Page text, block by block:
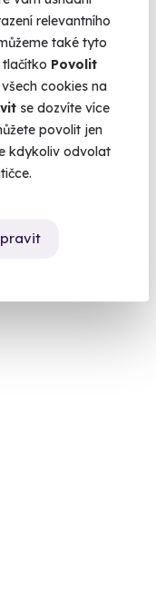
relevantního
také tyto
Povolit
cookies na
se dozvíte více
povolit jen
kdykoliv odvolat